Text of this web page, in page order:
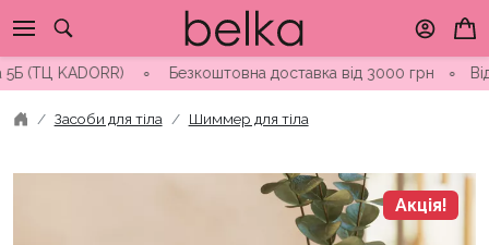
to
content
∘ Безкоштовна доставка від 3000 грн∘
Засоби для тіла Шиммер для тіла
Акція!